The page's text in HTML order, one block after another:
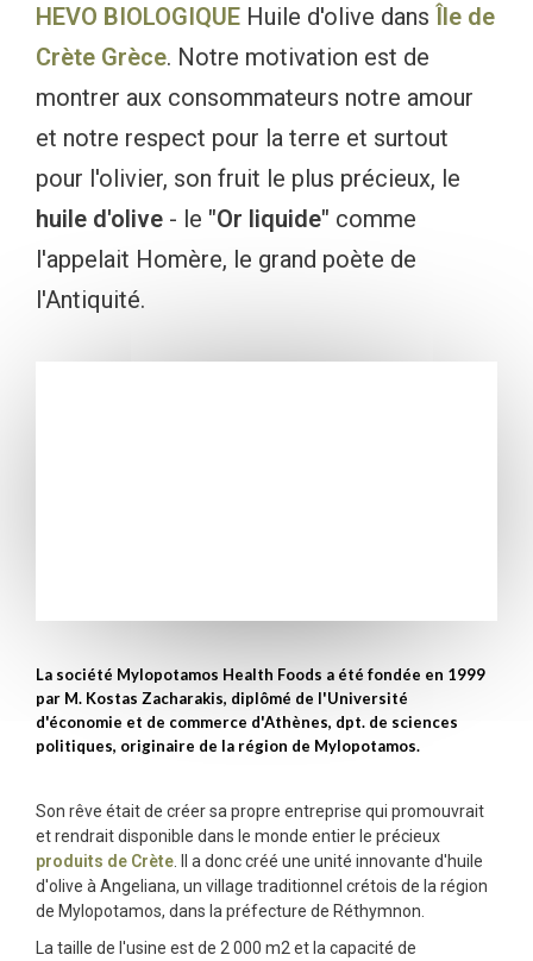
HEVO BIOLOGIQUE Huile d'olive dans Île de
Crète Grèce. Notre motivation est de
montrer aux consommateurs notre amour
et notre respect pour la terre et surtout
pour l'olivier, son fruit le plus précieux, le
huile d'olive - le "Or liquide" comme
l'appelait Homère, le grand poète de
l'Antiquité.
La société Mylopotamos Health Foods a été fondée en 1999
par M. Kostas Zacharakis, diplômé de l'Université
d'économie et de commerce d'Athènes, dpt. de sciences
politiques, originaire de la région de Mylopotamos.
Son rêve était de créer sa propre entreprise qui promouvrait
et rendrait disponible dans le monde entier le précieux
produits de Crète . Il a donc créé une unité innovante d'huile
d'olive à Angeliana, un village traditionnel crétois de la région
de Mylopotamos, dans la préfecture de Réthymnon.
La taille de l'usine est de 2 000 m2 et la capacité de